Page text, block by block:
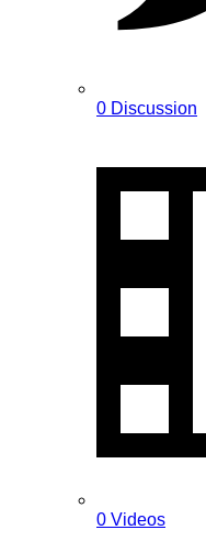
0 Discussion
0 Videos